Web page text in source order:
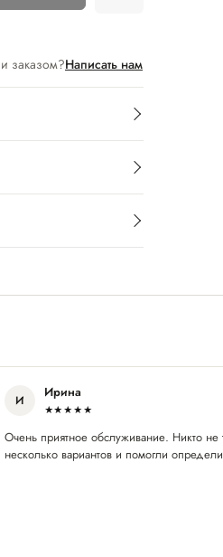
заказом?Написать нам
И Ирина
★★★★★
Очень приятное обслуживание. Никто не
несколько вариантов и помогли